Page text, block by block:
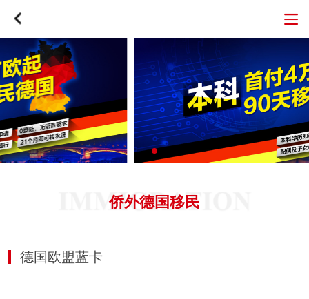
侨外德国移民
德国欧盟蓝卡